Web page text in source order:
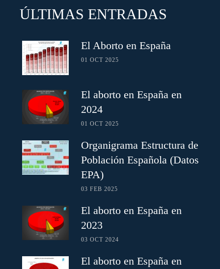
ÚLTIMAS ENTRADAS
El Aborto en España
01 OCT 2025
El aborto en España en
2024
01 OCT 2025
Organigrama Estructura de
Población Española (Datos
EPA)
03 FEB 2025
El aborto en España en
2023
03 OCT 2024
El aborto en España en